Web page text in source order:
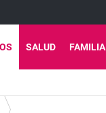
SALUD FAMILIA